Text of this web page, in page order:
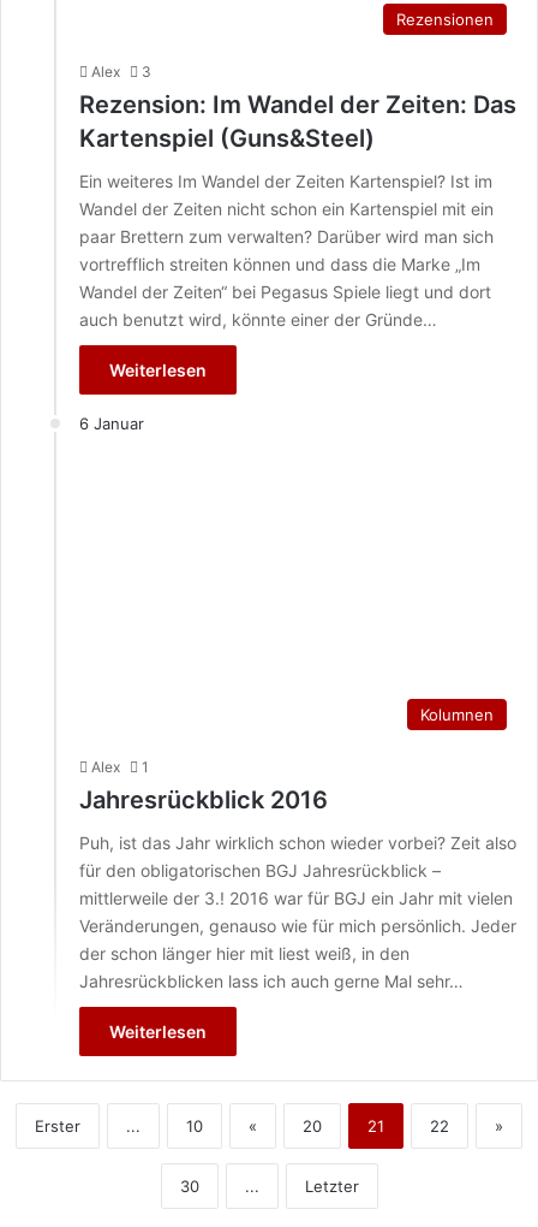
Rezensionen
Alex 3
Rezension: Im Wandel der Zeiten: Das
Kartenspiel (Guns&Steel)
Ein weiteres Im Wandel der Zeiten Kartenspiel? Ist im
Wandel der Zeiten nicht schon ein Kartenspiel mit ein
paar Brettern zum verwalten? Darüber wird man sich
vortrefflich streiten können und dass die Marke „Im
Wandel der Zeiten“ bei Pegasus Spiele liegt und dort
auch benutzt wird, könnte einer der Gründe…
Weiterlesen
6 Januar
Kolumnen
Alex 1
Jahresrückblick 2016
Puh, ist das Jahr wirklich schon wieder vorbei? Zeit also
für den obligatorischen BGJ Jahresrückblick –
mittlerweile der 3.! 2016 war für BGJ ein Jahr mit vielen
Veränderungen, genauso wie für mich persönlich. Jeder
der schon länger hier mit liest weiß, in den
Jahresrückblicken lass ich auch gerne Mal sehr…
Weiterlesen
Erster ... 10 « 20 21 22 »
30 ... Letzter